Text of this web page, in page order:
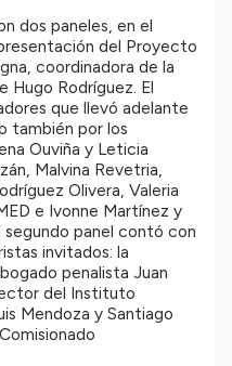
dos paneles, en el
del Proyecto
coordinadora de la
Hugo Rodríguez. El
que llevó adelante
también por los
Ouviña y Leticia
Malvina Revetria,
Olivera, Valeria
e Ivonne Martínez y
segundo panel contó con
invitados: la
penalista Juan
del Instituto
Mendoza y Santiago